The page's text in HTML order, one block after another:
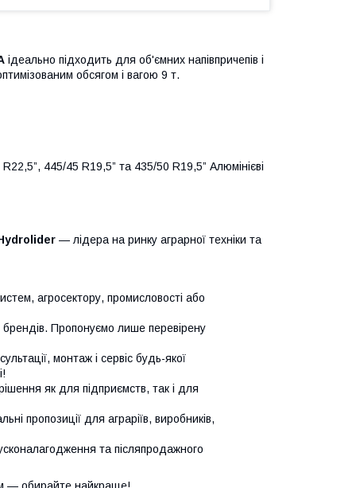
ідеально підходить для об'ємних напівпричепів і
обсягом і вагою 9 т.
445/45 R19,5” та 435/50 R19,5” Алюмінієві
— лідера на ринку аграрної техніки та
агросектору, промисловості або
Пропонуємо лише перевірену
монтаж і сервіс будь-якої
як для підприємств, так і для
пропозиції для аграріїв, виробників,
та післяпродажного
— обирайте найкраще!